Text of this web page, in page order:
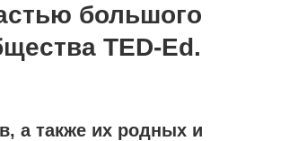
большого
TED-Ed.
а также их родных и